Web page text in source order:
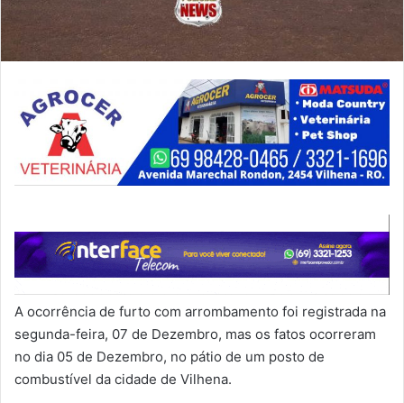
A ocorrência de furto com arrombamento foi registrada na
segunda-feira, 07 de Dezembro, mas os fatos ocorreram
no dia 05 de Dezembro, no pátio de um posto de
combustível da cidade de Vilhena.